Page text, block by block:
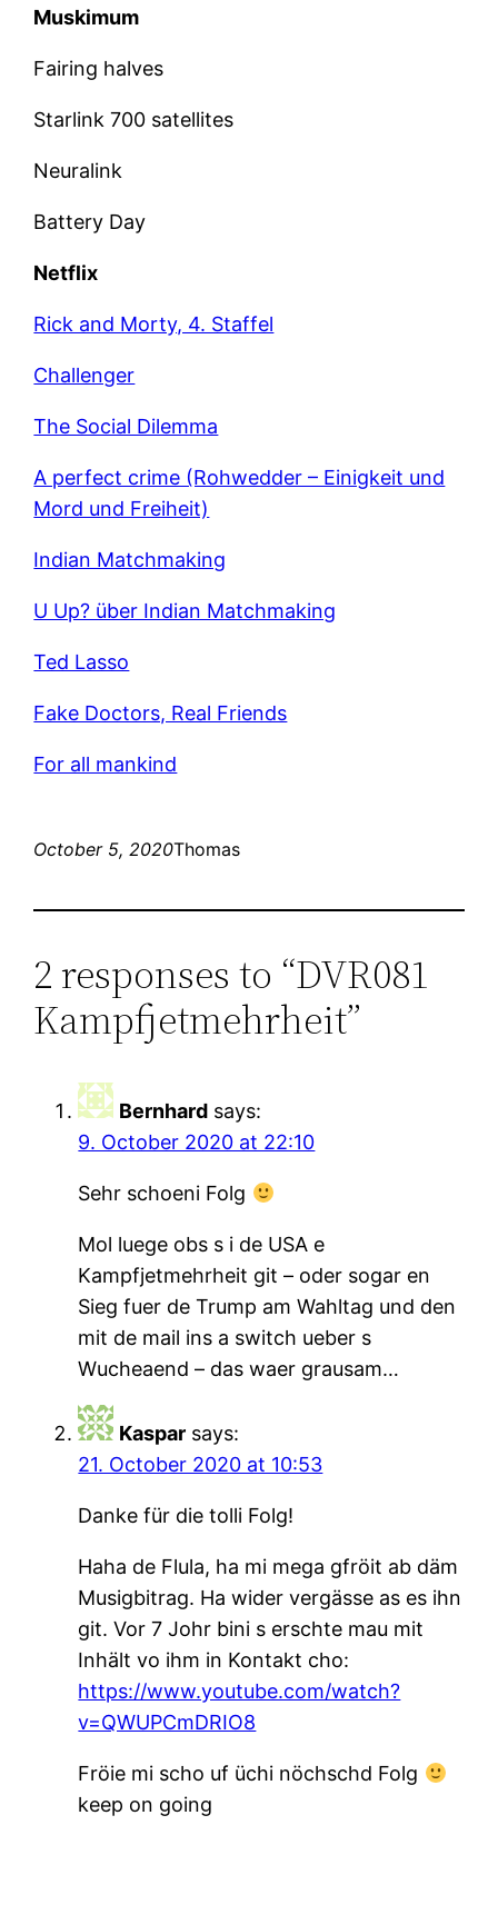
Muskimum
Fairing halves
Starlink 700 satellites
Neuralink
Battery Day
Netflix
Rick and Morty, 4. Staffel
Challenger
The Social Dilemma
A perfect crime (Rohwedder – Einigkeit und
Mord und Freiheit)
Indian Matchmaking
U Up? über Indian Matchmaking
Ted Lasso
Fake Doctors, Real Friends
For all mankind
October 5, 2020Thomas
2 responses to “DVR081
Kampfjetmehrheit”
Bernhard says:
9. October 2020 at 22:10
Sehr schoeni Folg
Mol luege obs s i de USA e
Kampfjetmehrheit git – oder sogar en
Sieg fuer de Trump am Wahltag und den
mit de mail ins a switch ueber s
Wucheaend – das waer grausam…
Kaspar says:
21. October 2020 at 10:53
Danke für die tolli Folg!
Haha de Flula, ha mi mega gfröit ab däm
Musigbitrag. Ha wider vergässe as es ihn
git. Vor 7 Johr bini s erschte mau mit
Inhält vo ihm in Kontakt cho:
https://www.youtube.com/watch?
v=QWUPCmDRIO8
Fröie mi scho uf üchi nöchschd Folg
keep on going